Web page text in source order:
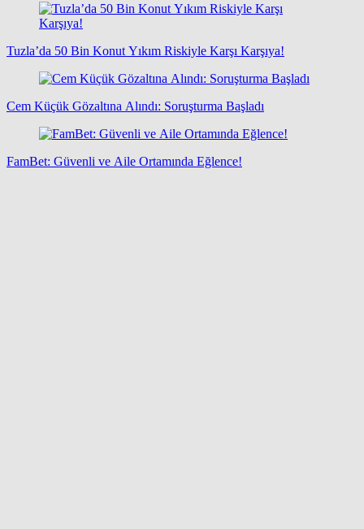
Tuzla’da 50 Bin Konut Yıkım Riskiyle Karşı Karşıya!
Cem Küçük Gözaltına Alındı: Soruşturma Başladı
FamBet: Güvenli ve Aile Ortamında Eğlence!